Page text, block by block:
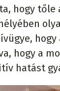
hogy
hogy
hogy a
hatást